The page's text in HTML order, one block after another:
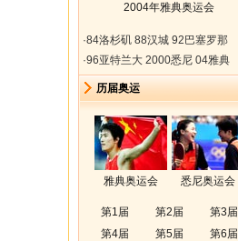
2004年雅典奥运会
·84洛杉矶 88汉城 92巴塞罗那
·96亚特兰大 2000悉尼 04雅典
历届奥运
雅典奥运会 悉尼奥运会
第1届 第2届
第3届
第4届
第5届
第6届